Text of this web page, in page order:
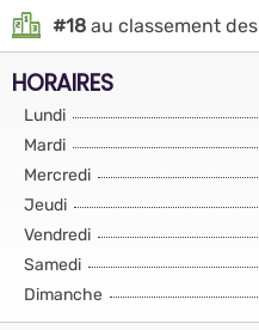
#18 au classement des
HORAIRES
Lundi
Mardi
Mercredi
Jeudi
Vendredi
Samedi
Dimanche